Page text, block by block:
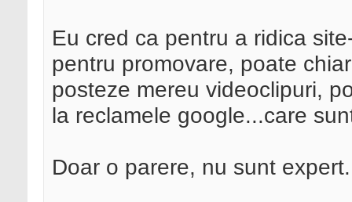
Eu cred ca pentru a ridica
pentru promovare, poate
posteze mereu videoclipuri,
la reclamele google...care
Doar o parere, nu sunt expert.